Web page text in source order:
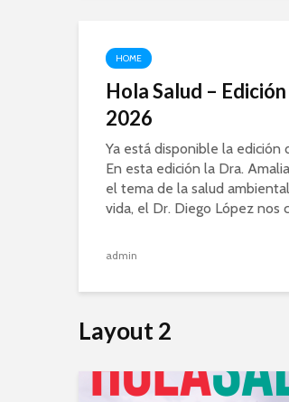
HOME
Hola Salud –
2026
Ya está disponible la edición
En esta edición la Dra.
el tema de la salud
vida, el Dr. Diego López nos
admin
Layout 2